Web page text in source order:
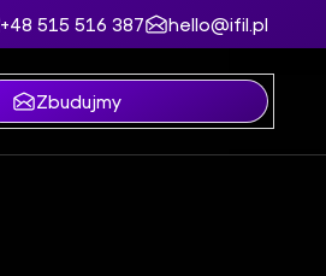
+48 515 516 387 hello@ifil.pl
Zbudujmy